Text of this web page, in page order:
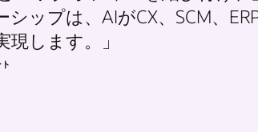
シップは、AIがCX、SCM、
します。」